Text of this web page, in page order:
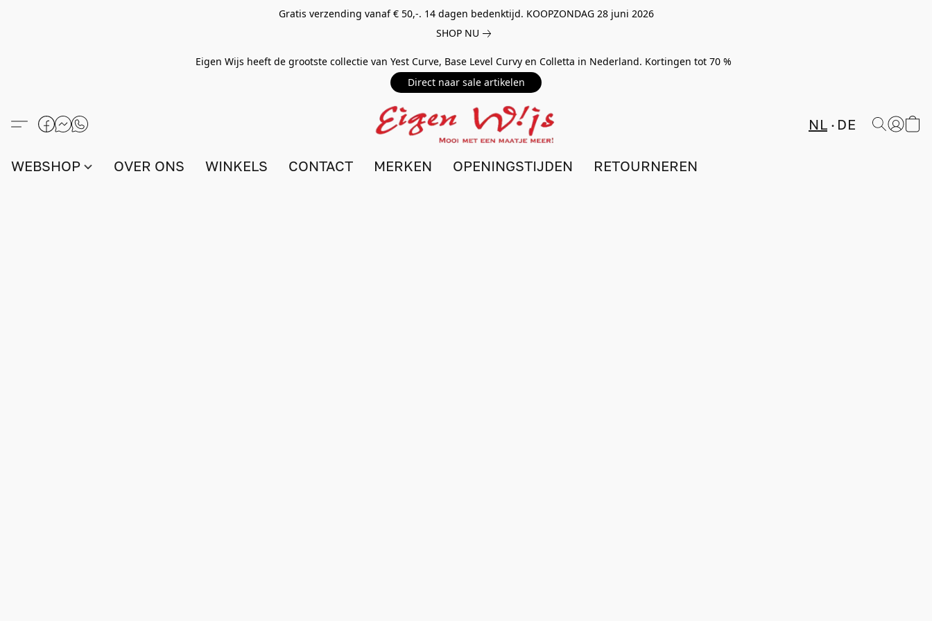
Gratis verzending vanaf € 50,-. 14 dagen bedenktijd. KOOPZONDAG 28 juni 2026
SHOP NU
Eigen Wijs heeft de grootste collectie van Yest Curve, Base Level Curvy en Colletta in Nederland. Kortingen tot 70 %
Direct naar sale artikelen
NL DE
WEBSHOP OVER ONS WINKELS CONTACT MERKEN OPENINGSTIJDEN RETOURNEREN